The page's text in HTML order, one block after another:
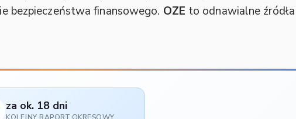
bezpieczeństwa finansowego. OZE to odnawialne
za ok. 18 dni